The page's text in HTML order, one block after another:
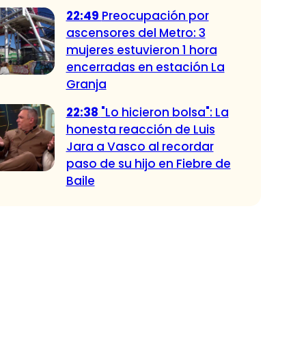
22:49 Preocupación por
ascensores del Metro: 3
mujeres estuvieron 1 hora
encerradas en estación La
Granja
22:38 "Lo hicieron bolsa": La
honesta reacción de Luis
Jara a Vasco al recordar
paso de su hijo en Fiebre de
Baile